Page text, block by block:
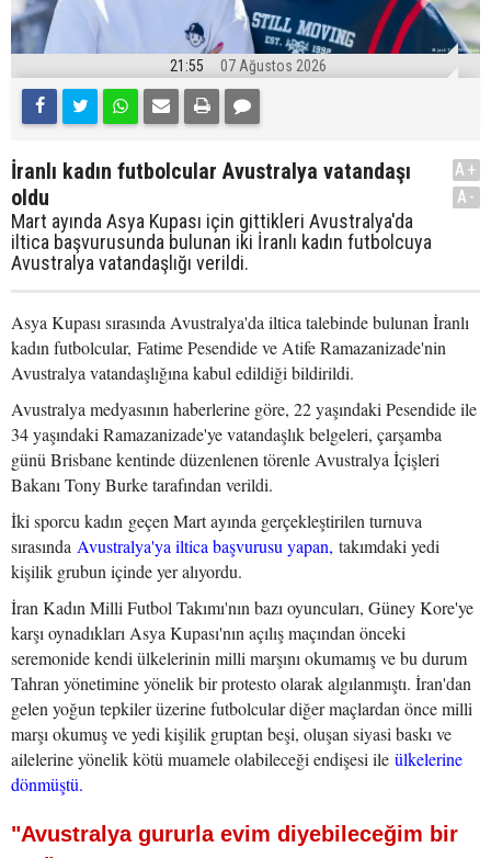
21:55 07 Ağustos 2026
İranlı kadın futbolcular Avustralya vatandaşı
oldu
Mart ayında Asya Kupası için gittikleri Avustralya'da
iltica başvurusunda bulunan iki İranlı kadın futbolcuya
Avustralya vatandaşlığı verildi.
A+
A-
Asya Kupası sırasında Avustralya'da iltica talebinde bulunan İranlı
kadın futbolcular, Fatime Pesendide ve Atife Ramazanizade'nin
Avustralya vatandaşlığına kabul edildiği bildirildi.
Avustralya medyasının haberlerine göre, 22 yaşındaki Pesendide ile
34 yaşındaki Ramazanizade'ye vatandaşlık belgeleri, çarşamba
günü Brisbane kentinde düzenlenen törenle Avustralya İçişleri
Bakanı Tony Burke tarafından verildi.
İki sporcu kadın geçen Mart ayında gerçekleştirilen turnuva
sırasında Avustralya'ya iltica başvurusu yapan, takımdaki yedi
kişilik grubun içinde yer alıyordu.
İran Kadın Milli Futbol Takımı'nın bazı oyuncuları, Güney Kore'ye
karşı oynadıkları Asya Kupası'nın açılış maçından önceki
seremonide kendi ülkelerinin milli marşını okumamış ve bu durum
Tahran yönetimine yönelik bir protesto olarak algılanmıştı. İran'dan
gelen yoğun tepkiler üzerine futbolcular diğer maçlardan önce milli
marşı okumuş ve yedi kişilik gruptan beşi, oluşan siyasi baskı ve
ailelerine yönelik kötü muamele olabileceği endişesi ile ülkelerine
dönmüştü.
"Avustralya gururla evim diyebileceğim bir